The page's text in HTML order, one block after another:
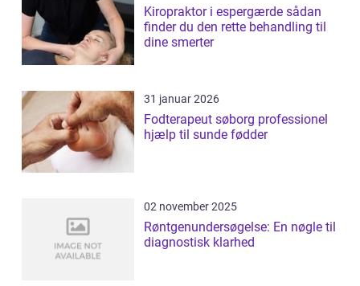
Kiropraktor i espergærde sådan
finder du den rette behandling til
dine smerter
31 januar 2026
Fodterapeut søborg professionel
hjælp til sunde fødder
02 november 2025
Røntgenundersøgelse: En nøgle til
diagnostisk klarhed